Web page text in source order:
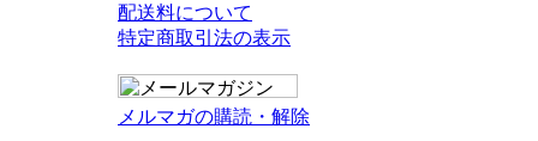
配送料について
特定商取引法の表示
メルマガの購読・解除